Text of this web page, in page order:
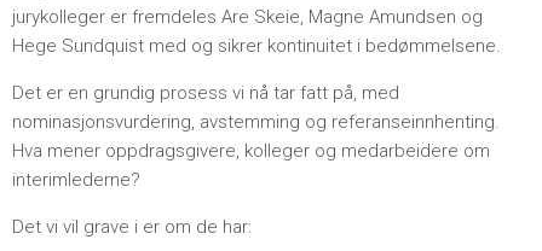
jurykolleger er fremdeles Are Skeie, Magne Amundsen og
Hege Sundquist med og sikrer kontinuitet i bedømmelsene.
Det er en grundig prosess vi nå tar fatt på, med
nominasjonsvurdering, avstemming og referanseinnhenting.
Hva mener oppdragsgivere, kolleger og medarbeidere om
interimlederne?
Det vi vil grave i er om de har: